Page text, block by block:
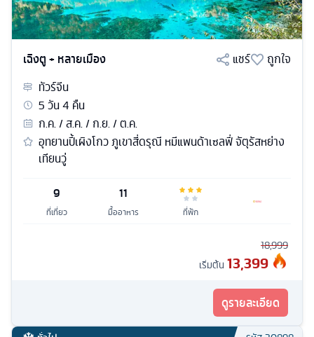
เฉิงตู + หลายเมือง แชร์
ถูกใจ
ทัวร์จีน
5วัน4 คืน
ก.ค. / ส.ค. / ก.ย. / ต.ค.
อุทยานปี้เผิงโกว ภูเขาสี่ดรุณี หมีแพนด้าเซลฟี่ จัตุรัสหย่าง
เทียนวู่
9
ที่เที่ยว
11
มื้ออาหาร ที่พัก
18,999
เริ่มต้น 13,399
ดูรายละเอียด